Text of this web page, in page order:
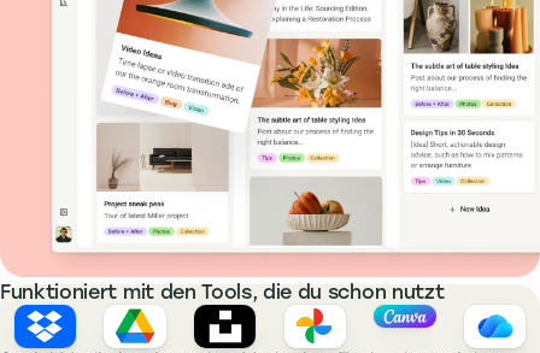
Funktioniert mit den Tools, die du schon nutzt
Dropbox Google DriveUnsplash Google Photos
Canva